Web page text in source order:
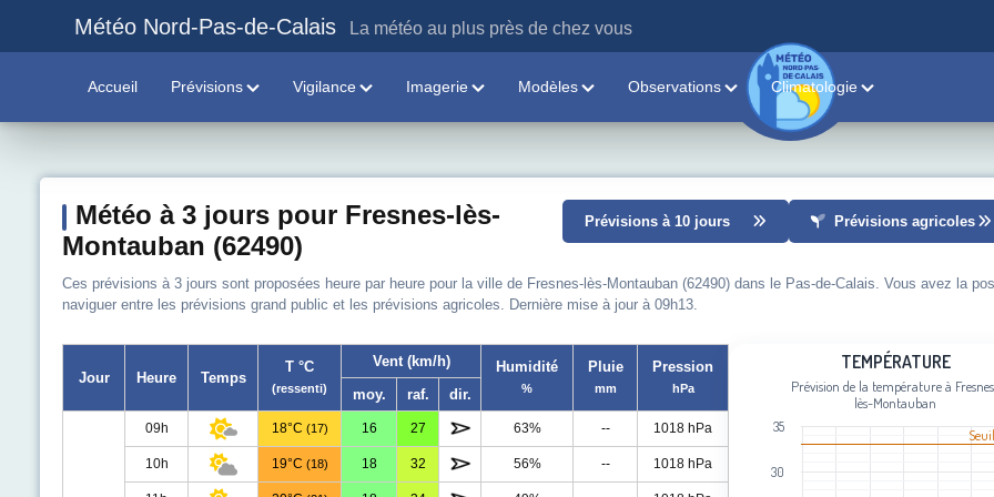
Météo Nord-Pas-de-Calais La météo au plus près de chez vous
Accueil Prévisions Vigilance Imagerie Modèles Observations Climatologie
Météo à 3 jours pour Fresnes-lès-
Montauban (62490)
Prévisions à 10 jours Prévisions agricoles
Ces prévisions à 3 jours sont proposées heure par heure pour la ville de Fresnes-lès-Montauban (62490) dans le Pas-de-Calais. Vous avez la
naviguer entre les prévisions grand public et les prévisions agricoles. Dernière mise à jour à 09h13.
Jour Heure Temps
T °C
(ressenti)
Vent (km/h) Humidité
%
Pluie
mm
Pression
hPa
moy. raf. dir.
09h 18°C (17) 16 27 63% -- 1018 hPa
10h 19°C (18) 18 32 56% -- 1018 hPa
Line chart with 96 data points.
View as data table, Température
The chart has 1 X axis displaying
The chart has 1 Y axis displaying
TEMPÉRATURE
Prévision de la température à
lès-Montauban
30
35